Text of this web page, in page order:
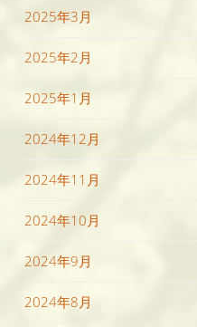
2025年3月
2025年2月
2025年1月
2024年12月
2024年11月
2024年10月
2024年9月
2024年8月